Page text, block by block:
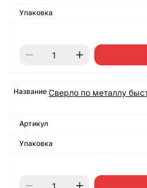
Сверло по металлу